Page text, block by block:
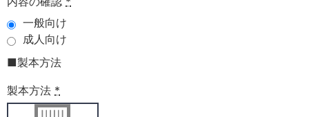
一般向け
成人向け
■製本方法
製本方法 *